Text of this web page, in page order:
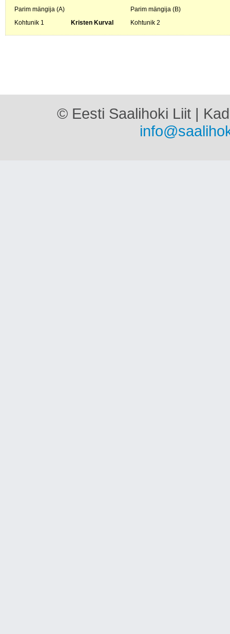
Parim mängija (A)
Parim mängija (B)
Kohtunik 1
Kristen Kurval Kohtunik 2
© Eesti Saalihoki Liit |